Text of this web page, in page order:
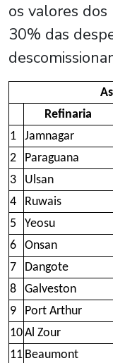
os valores
30% das
Refinaria
1
Jamnagar
2
Paraguana
3
Ulsan
4
Ruwais
5
Yeosu
6
Onsan
7
Dangote
8
Galveston
9
Port Arthur
10Al Zour
11 Beaumont